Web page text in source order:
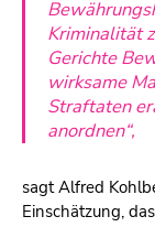
Kriminalität
Gerichte
wirksame
Straftaten
anordnen“,
sagt Alfred
Einschätzung,